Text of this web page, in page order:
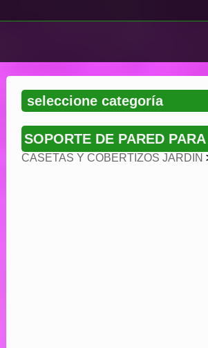
SOPORTE DE PARED
CASETAS Y COBERTIZOS JARDIN